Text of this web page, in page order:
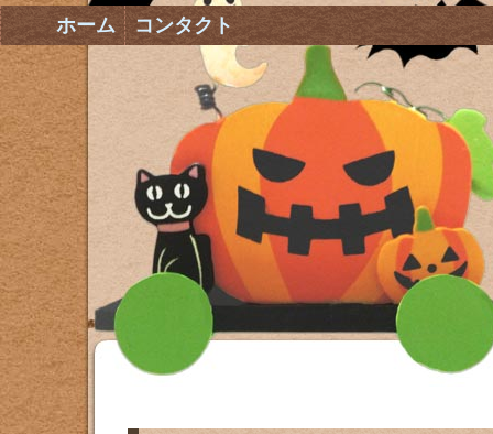
ホーム コンタクト